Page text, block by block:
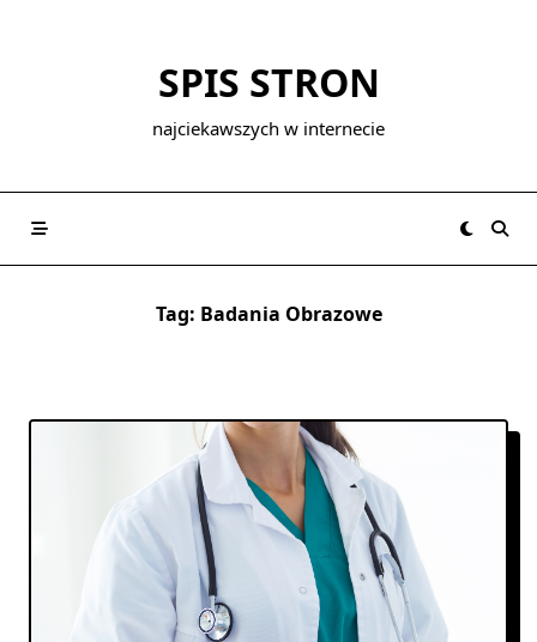
SPIS STRON
najciekawszych w internecie
Tag: Badania Obrazowe